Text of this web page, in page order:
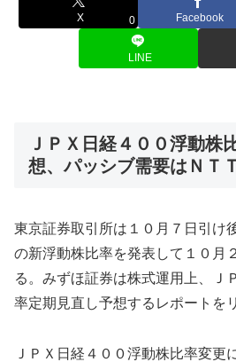
X 0 Facebook
LINE
ＪＰＸ日経４００浮動株
想、パッシブ需要はＮＴ
東京証券取引所は１０月７日引け
の新浮動株比率を発表して１０月
る。みずほ証券は株式運用上、Ｊ
率定期見直し予想するレポートを
ＪＰＸ日経４００浮動株比率変更